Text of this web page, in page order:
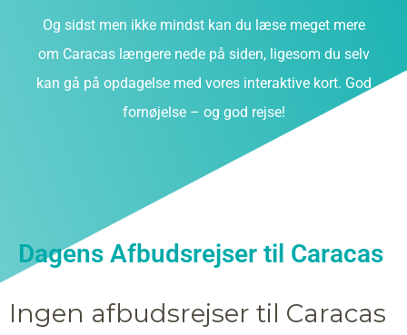
Og sidst men ikke mindst kan du læse meget mere
om Caracas længere nede på siden, ligesom du selv
kan gå på opdagelse med vores interaktive kort. God
fornøjelse – og god rejse!
Dagens Afbudsrejser til Caracas
Ingen afbudsrejser til Caracas